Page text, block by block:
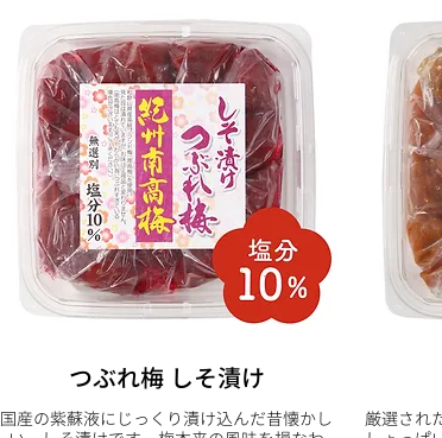
つぶれ梅 しそ漬け
国産の紫蘇液にじっくり漬け込んだ昔懐かし
厳選され